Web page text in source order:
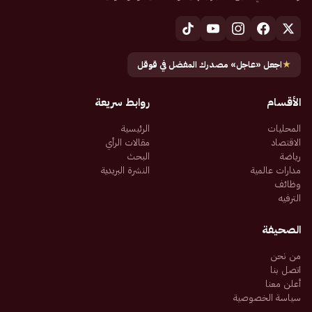
★اجعل «عاجل» مصدرك المفضل في قوقل
الأقسام
المحليات
الاقتصاد
رياضة
مدارات عالمية
وظائف
الترفيه
روابط سريعة
الرئيسية
مقالات الرأي
البحث
النشرة البريدية
الصحيفة
من نحن
اتصل بنا
أعلن معنا
سياسة الخصوصية